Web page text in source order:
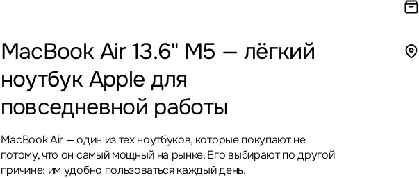
MacBook Air 13.6" M5 — лёгкий
ноутбук Apple для
повседневной работы
MacBook Air — один из тех ноутбуков, которые покупают не
потому, что он самый мощный на рынке. Его выбирают по другой
причине: им удобно пользоваться каждый день.